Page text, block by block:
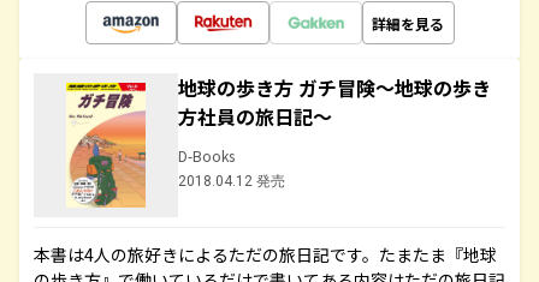
詳細を見る
地球の歩き方 ガチ冒険～地球の歩き
方社員の旅日記～
D-Books
2018.04.12 発売
本書は4人の旅好きによるただの旅日記です。たまたま『地球